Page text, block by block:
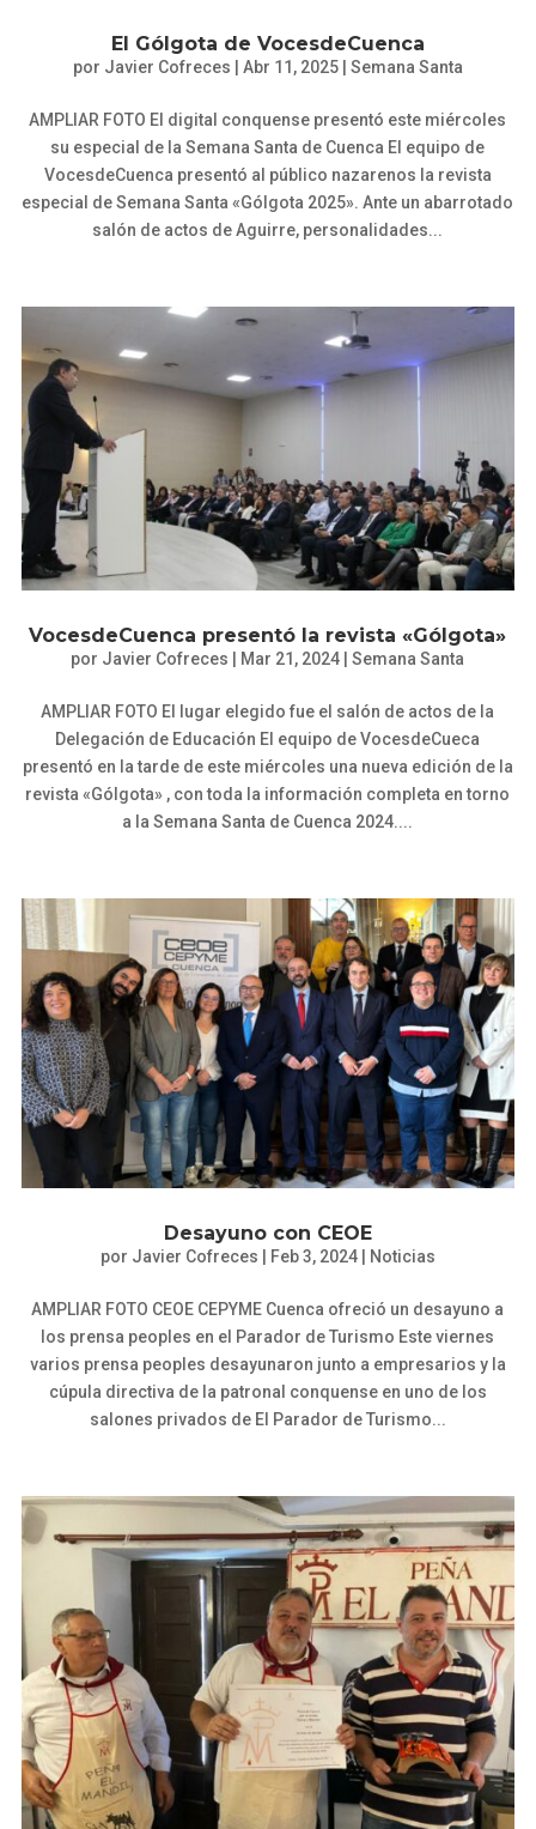
El Gólgota de VocesdeCuenca
por Javier Cofreces Abr 11, 2025| Semana Santa
AMPLIAR FOTO El digital conquense presentó este miércoles
su especial de la Semana Santa de Cuenca El equipo de
VocesdeCuenca presentó al público nazarenos la revista
especial de Semana Santa «Gólgota 2025». Ante un abarrotado
salón de actos de Aguirre, personalidades...
VocesdeCuenca presentó la revista «Gólgota»
por Javier Cofreces Mar 21, 2024 |Semana Santa
AMPLIAR FOTO El lugar elegido fue el salón de actos de la
Delegación de Educación El equipo de VocesdeCueca
presentó en la tarde de este miércoles una nueva edición de la
revista «Gólgota» , con toda la información completa en torno
a la Semana Santa de Cuenca 2024....
Desayuno con CEOE
por Javier Cofreces Feb 3, 2024| Noticias
AMPLIAR FOTO CEOE CEPYME Cuenca ofreció un desayuno a
los prensa peoples en el Parador de Turismo Este viernes
varios prensa peoples desayunaron junto a empresarios y la
cúpula directiva de la patronal conquense en uno de los
salones privados de El Parador de Turismo...